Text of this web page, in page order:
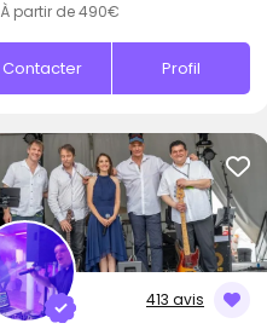
À partir de 490€
Contacter Profil
413 avis